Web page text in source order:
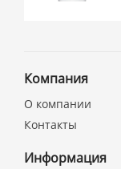
Компания
О компании
Контакты
Информация